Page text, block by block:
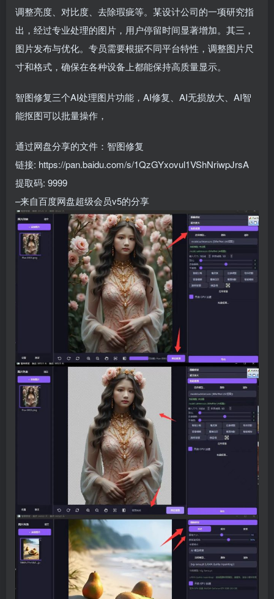
调整亮度、对比度、去除瑕疵等。某设计公司的一项研究指
出，经过专业处理的图片，用户停留时间显著增加。其三，
图片发布与优化。专员需要根据不同平台特性，调整图片尺
寸和格式，确保在各种设备上都能保持高质量显示。
智图修复三个AI处理图片功能，AI修复、AI无损放大、AI智
能抠图可以批量操作，
通过网盘分享的文件：智图修复
链接: https://pan.baidu.com/s/1QzGYxovul1VShNriwpJrsA
提取码: 9999
–来自百度网盘超级会员v5的分享